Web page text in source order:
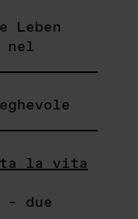
Leben
nel
la vita
– due